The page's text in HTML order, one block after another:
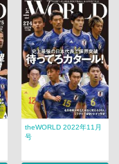
theWORLD 2022年11月
号